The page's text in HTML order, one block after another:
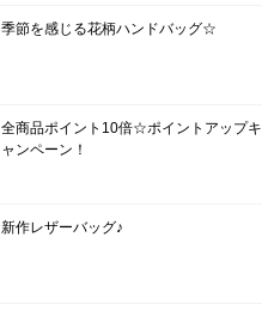
季節を感じる花柄ハンドバッグ☆
全商品ポイント10倍☆ポイントアップキ
ャンペーン！
新作レザーバッグ♪